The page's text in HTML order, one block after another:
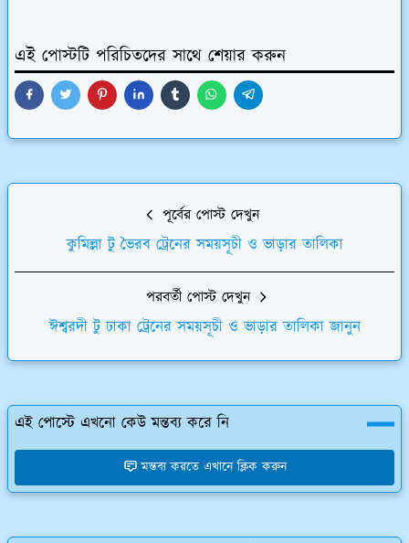
এই পোস্টটি পরিচিতদের সাথে শেয়ার করুন
পূর্বের পোস্ট দেখুন
কুমিল্লা টু ভৈরব ট্রেনের সময়সূচী ও ভাড়ার তালিকা
পরবর্তী পোস্ট দেখুন
ঈশ্বরদী টু ঢাকা ট্রেনের সময়সূচী ও ভাড়ার তালিকা জানুন
এই পোস্টে এখনো কেউ মন্তব্য করে নি
মন্তব্য করতে এখানে ক্লিক করুন